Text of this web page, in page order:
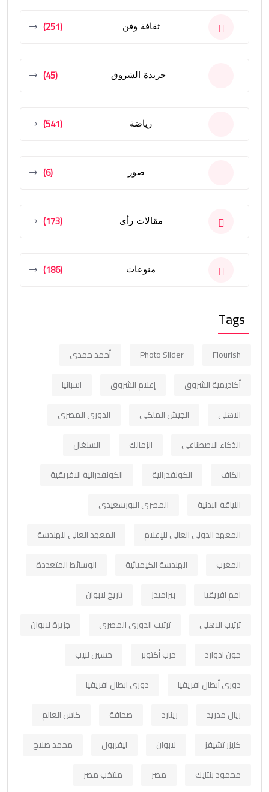
ثقافة وفن (251)
جريدة الشروق (45)
رياضة (541)
صور (6)
مقالات رأى (173)
منوعات (186)
Tags
Flourish
Photo Slider
أحمد حمدي
أكاديمية الشروق
إعلام الشروق
اسبانيا
الاهلي
الجيش الملكي
الدوري المصري
الذكاء الاصطناعي
الزمالك
السنغال
الكاف
الكونفدرالية
الكونفدرالية الافريقية
اللياقة البدنية
المصري البورسعيدي
المعهد الدولي العالي للإعلام
المعهد العالي للهندسة
المغرب
الهندسة الكيميائية
الوسائط المتعددة
امم افريقيا
بيراميدز
تاريخ لابوان
ترتيب الاهلي
ترتيب الدوري المصري
جزيرة لابوان
جون ادوارد
حرب أكتوبر
حسين لبيب
دوري أبطال افريقيا
دوري ابطال افريقيا
ريال مدريد
رينارد صحافة
كاس العالم
كايزر تشيفز
لابوان ليفربول
محمد صلاح
محمود بنتايك
مصر منتخب مصر